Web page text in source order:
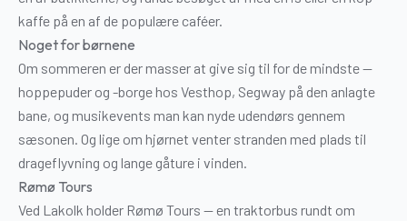
kaffe på en af de populære caféer.
Noget for børnene
Om sommeren er der masser at give sig til for de mindste —
hoppepuder og -borge hos Vesthop, Segway på den anlagte
bane, og musikevents man kan nyde udendørs gennem
sæsonen. Og lige om hjørnet venter stranden med plads til
drageflyvning og lange gåture i vinden.
Rømø Tours
Ved Lakolk holder Rømø Tours — en traktorbus rundt om